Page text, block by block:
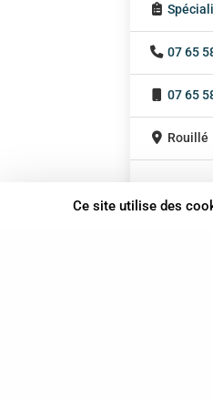
07 65
07 65
Rouillé
Ce site utilise des